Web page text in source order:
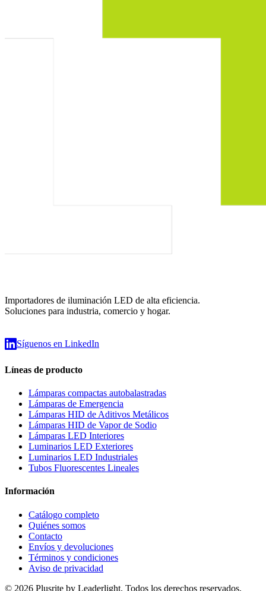
Importadores de iluminación LED de alta eficiencia.
Soluciones para industria, comercio y hogar.
Síguenos en LinkedIn
Líneas de producto
Lámparas compactas autobalastradas
Lámparas de Emergencia
Lámparas HID de Aditivos Metálicos
Lámparas HID de Vapor de Sodio
Lámparas LED Interiores
Luminarios LED Exteriores
Luminarios LED Industriales
Tubos Fluorescentes Lineales
Información
Catálogo completo
Quiénes somos
Contacto
Envíos y devoluciones
Términos y condiciones
Aviso de privacidad
© 2026 Plusrite by Leaderlight. Todos los derechos reservados.